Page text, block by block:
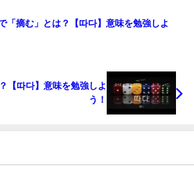
「摘む」とは？【따다】意味を勉強しよ
【따다】意味を勉強しよ
う！